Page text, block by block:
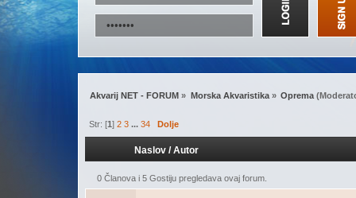
Akvarij NET - FORUM » Morska Akvaristika» Oprema
Str: [1]2 3 ...34 Dolje
Naslov /Autor
0 Članova i 5 Gostiju pregledava ovaj forum.